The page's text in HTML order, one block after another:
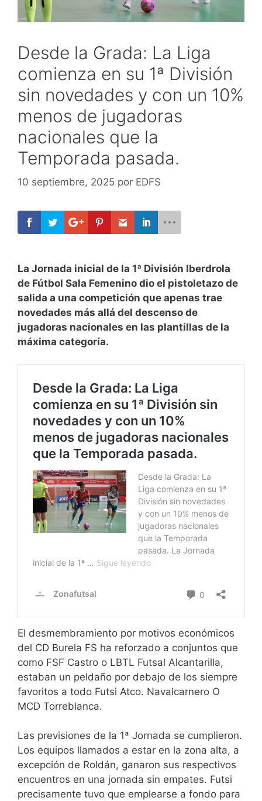
Desde la Grada: La Liga
comienza en su 1ª División
sin novedades y con un 10%
menos de jugadoras
nacionales que la
Temporada pasada.
10 septiembre, 2025 por EDFS
La Jornada inicial de la 1ª División Iberdrola
de Fútbol Sala Femenino dio el pistoletazo de
salida a una competición que apenas trae
novedades más allá del descenso de
jugadoras nacionales en las plantillas de la
máxima categoría.
El desmembramiento por motivos económicos
del CD Burela FS ha reforzado a conjuntos que
como FSF Castro o LBTL Futsal Alcantarilla,
estaban un peldaño por debajo de los siempre
favoritos a todo Futsi Atco. Navalcarnero O
MCD Torreblanca.
Las previsiones de la 1ª Jornada se cumplieron.
Los equipos llamados a estar en la zona alta, a
excepción de Roldán, ganaron sus respectivos
encuentros en una jornada sin empates. Futsi
precisamente tuvo que emplearse a fondo para